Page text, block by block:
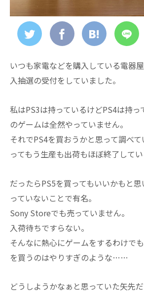
いつも家電などを購入している電器
入抽選の受付をしていました。
私はPS3は持っているけどPS4は持っ
のゲームは全然やっていません。
それでPS4を買おうかと思って調べ
ってもう生産も出荷もほぼ終了してい
だったらPS5を買ってもいいかもと
っていないことで有名。
Sony Storeでも売っていません。
入荷待ちですらない。
そんなに熱心にゲームをするわけで
を買うのはやりすぎのような……
どうしようかなぁと思っていた矢先